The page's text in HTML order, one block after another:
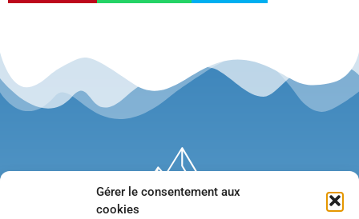
Gérer le consentement aux
cookies